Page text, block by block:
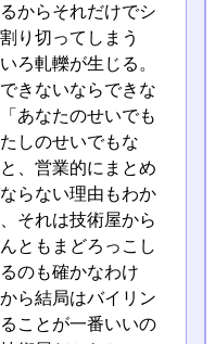
からそれだけでシ
り切ってしまう
ろ軋轢が生じる。
きないならできな
あなたのせいでも
しのせいでもな
、営業的にまとめ
らない理由もわか
それは技術屋から
ともまどろっこし
のも確かなわけ
ら結局はバイリン
ことが一番いいの